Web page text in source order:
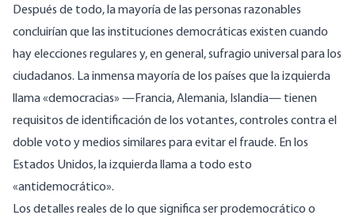
Después de todo, la mayoría de las personas razonables
concluirían que las instituciones democráticas existen cuando
hay elecciones regulares y, en general, sufragio universal para los
ciudadanos. La inmensa mayoría de los países que la izquierda
llama «democracias» —Francia, Alemania, Islandia— tienen
requisitos de identificación de los votantes, controles contra el
doble voto y medios similares para evitar el fraude. En los
Estados Unidos, la izquierda llama a todo esto
«antidemocrático».
Los detalles reales de lo que significa ser prodemocrático o